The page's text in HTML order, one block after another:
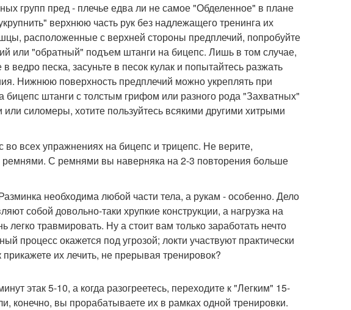
групп пред - плечье едва ли не самое "Обделенное" в плане
верхнюю часть рук без надлежащего тренинга их
расположенные с верхней стороны предплечий, попробуйте
или "обратный" подъем штанги на бицепс. Лишь в том случае,
песка, засуньте в песок кулак и попытайтесь разжать
Нижнюю поверхность предплечий можно укреплять при
штанги с толстым грифом или разного рода "Захватных"
силомеры, хотите пользуйтесь всякими другими хитрыми
всех упражнениях на бицепс и трицепс. Не верите,
ремнями. С ремнями вы наверняка на 2-3 повторения больше
необходима любой части тела, а рукам - особенно. Дело
собой довольно-таки хрупкие конструкции, а нагрузка на
травмировать. Ну а стоит вам только заработать нечто
процесс окажется под угрозой; локти участвуют практически
их лечить, не прерывая тренировок?
этак 5-10, а когда разогреетесь, переходите к "Легким" 15-
конечно, вы прорабатываете их в рамках одной тренировки.